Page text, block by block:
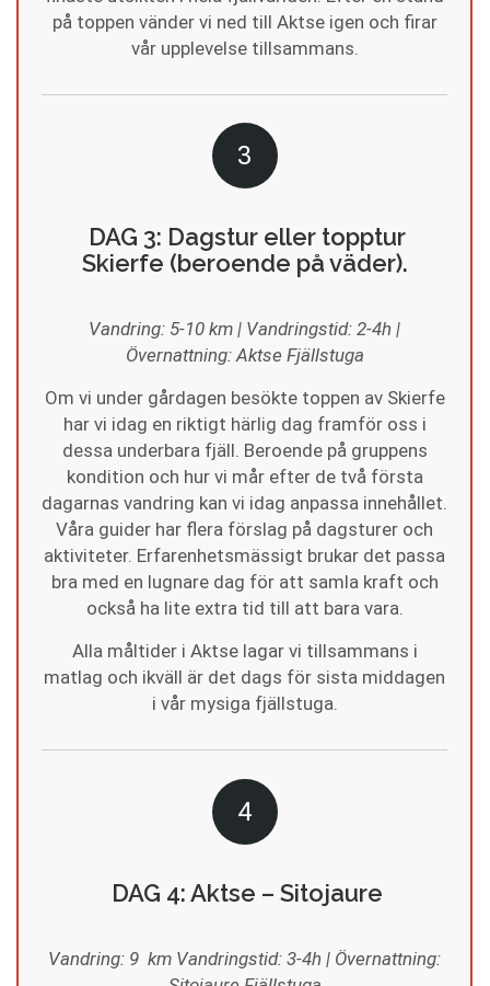
på toppen vänder vi ned till Aktse igen och firar
vår upplevelse tillsammans.
3
DAG 3: Dagstur eller topptur
Skierfe (beroende på väder).
Vandring: 5-10 km | Vandringstid: 2-4h |
Övernattning: Aktse Fjällstuga
Om vi under gårdagen besökte toppen av Skierfe
har vi idag en riktigt härlig dag framför oss i
dessa underbara fjäll. Beroende på gruppens
kondition och hur vi mår efter de två första
dagarnas vandring kan vi idag anpassa innehållet.
Våra guider har flera förslag på dagsturer och
aktiviteter. Erfarenhetsmässigt brukar det passa
bra med en lugnare dag för att samla kraft och
också ha lite extra tid till att bara vara.
Alla måltider i Aktse lagar vi tillsammans i
matlag och ikväll är det dags för sista middagen
i vår mysiga fjällstuga.
4
DAG 4: Aktse – Sitojaure
Vandring: 9 km Vandringstid: 3-4h | Övernattning: